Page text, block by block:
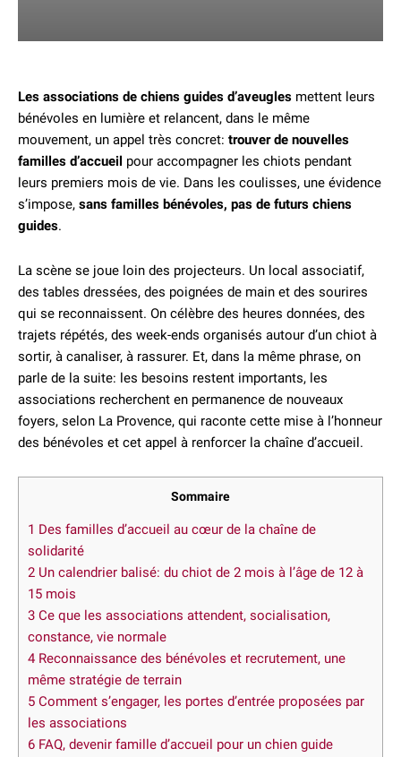
Les associations de chiens guides d’aveugles mettent leurs
bénévoles en lumière et relancent, dans le même
mouvement, un appel très concret: trouver de nouvelles
familles d’accueil pour accompagner les chiots pendant
leurs premiers mois de vie. Dans les coulisses, une évidence
s’impose, sans familles bénévoles, pas de futurs chiens
guides.
La scène se joue loin des projecteurs. Un local associatif,
des tables dressées, des poignées de main et des sourires
qui se reconnaissent. On célèbre des heures données, des
trajets répétés, des week-ends organisés autour d’un chiot à
sortir, à canaliser, à rassurer. Et, dans la même phrase, on
parle de la suite: les besoins restent importants, les
associations recherchent en permanence de nouveaux
foyers, selon La Provence, qui raconte cette mise à l’honneur
des bénévoles et cet appel à renforcer la chaîne d’accueil.
Sommaire
1 Des familles d’accueil au cœur de la chaîne de
solidarité
2 Un calendrier balisé: du chiot de 2 mois à l’âge de 12 à
15 mois
3 Ce que les associations attendent, socialisation,
constance, vie normale
4 Reconnaissance des bénévoles et recrutement, une
même stratégie de terrain
5 Comment s’engager, les portes d’entrée proposées par
les associations
6 FAQ, devenir famille d’accueil pour un chien guide